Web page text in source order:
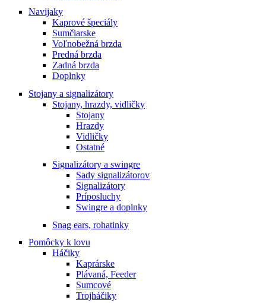
Navijaky
Kaprové špeciály
Sumčiarske
Voľnobežná brzda
Predná brzda
Zadná brzda
Doplnky
Stojany a signalizátory
Stojany, hrazdy, vidličky
Stojany
Hrazdy
Vidličky
Ostatné
Signalizátory a swingre
Sady signalizátorov
Signalizátory
Príposluchy
Swingre a doplnky
Snag ears, rohatinky
Pomôcky k lovu
Háčiky
Kaprárske
Plávaná, Feeder
Sumcové
Trojháčiky